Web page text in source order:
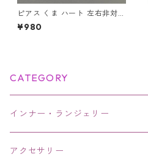
ピアス くま ハート 左右非対称
チャーム シルバー 地雷系 韓国
アシメ レディースアクセサリ
¥980
CATEGORY
インナー・ランジェリー
アクセサリー